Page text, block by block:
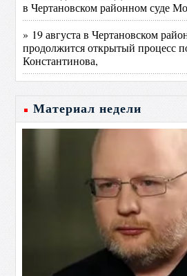
в Чертановском районном суде
» 19 августа в Чертановском
продолжится открытый процесс
Константинова,
Материал недели